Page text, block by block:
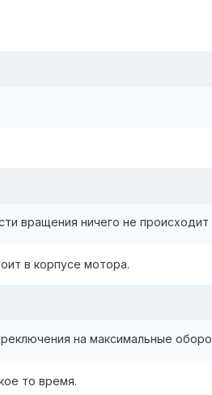
вращения ничего не происходит
в корпусе мотора.
на максимальные
то время.